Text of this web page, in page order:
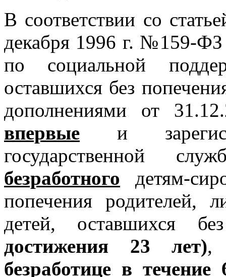
В соответствии со
декабря 1996 г. №159-
по социальной
оставшихся без
дополнениями от
впервые и
государственной
безработного детям-
попечения родителей,
детей, оставшихся
достижения 23 лет),
безработице в